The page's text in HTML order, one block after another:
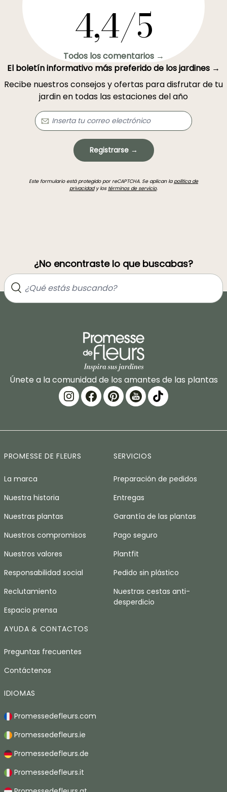
4,4/5
Todos los comentarios →
El boletín informativo más preferido de los jardines →
Recibe nuestros consejos y ofertas para disfrutar de tu
jardin en todas las estaciones del año
Registrarse →
Este formulario está protegido por reCAPTCHA. Se aplican la política de
privacidady los términos de servicio.
¿No encontraste lo que buscabas?
Únete a la comunidad de los amantes de las plantas
PROMESSE DE FLEURS
La marca
Nuestra historia
Nuestras plantas
Nuestros compromisos
Nuestros valores
Responsabilidad social
Reclutamiento
Espacio prensa
SERVICIOS
Preparación de pedidos
Entregas
Garantía de las plantas
Pago seguro
Plantfit
Pedido sin plástico
Nuestras cestas anti-
desperdicio
AYUDA & CONTACTOS
Preguntas frecuentes
Contáctenos
IDIOMAS
Promessedefleurs.com
Promessedefleurs.ie
Promessedefleurs.de
Promessedefleurs.it